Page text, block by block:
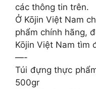
các thông tin trên.
Ở Kōjin Việt Nam
phẩm chính hãng,
Kōjin Việt Nam tìm
—-
Túi đựng thực
500gr